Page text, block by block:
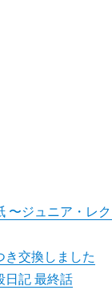
〜ジュニア・レ
き交換しました
日記 最終話